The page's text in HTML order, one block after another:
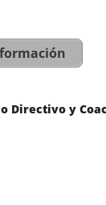
Directivo y